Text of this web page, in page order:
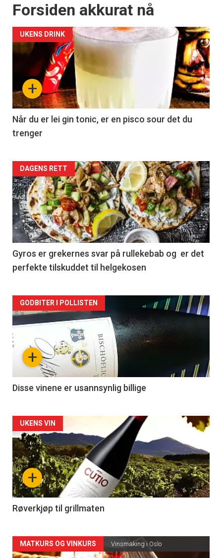
Apéritif
kan fritt velge hvilke du ønsker å få
tilsendt.
Registrer deg
Forsiden akkurat nå
+
UKENS DRINK
Når du er lei gin tonic, er en pisco sour det du
trenger
Forsiden
akkurat
nå
-
2
DAGENS RETT
Gyros er grekernes svar på rullekebab og er det
perfekte tilskuddet til helgekosen
Forsiden
akkurat
nå
3
+
GODBITER I POLLISTEN
Disse vinene er usannsynlig billige
Forsiden
akkurat
nå
-
4
+
UKENS VIN
Røverkjøp til grillmaten
Forsiden
MATKURS OG VINKURS Vinsmaking i Oslo